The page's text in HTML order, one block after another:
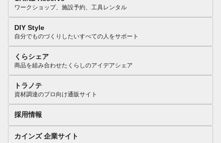
ワークショップ、施設予約、工具レンタル
DIY Style
自分でものづくりしたいすべての人をサポート
くらシェア
商品を組み合わせたくらしのアイデアシェア
トラノテ
資材調達のプロ向け通販サイト
採用情報
カインズ 企業サイト